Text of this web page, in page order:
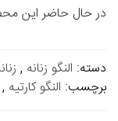
در حال حاضر این
دسته: النگو زنانه ,
برچسب: النگو کارتیه